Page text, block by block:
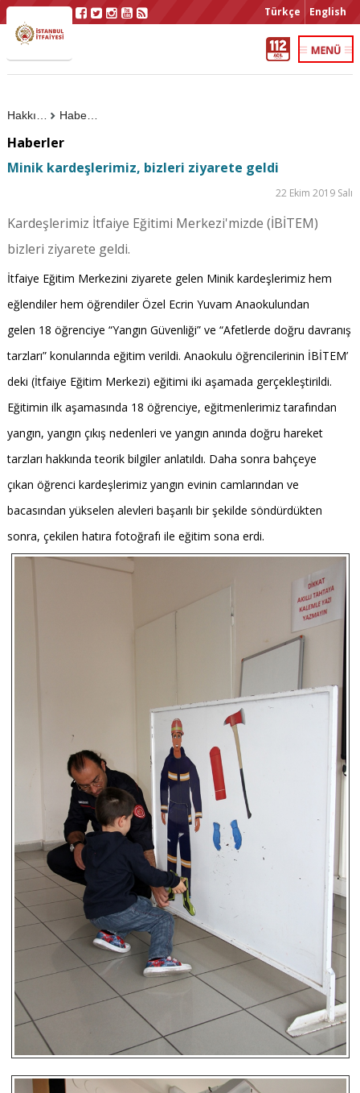
Türkçe English
Haberler
Haberler
Minik kardeşlerimiz, bizleri ziyarete geldi
22 Ekim 2019 Salı
Kardeşlerimiz İtfaiye Eğitimi Merkezi'mizde (İBİTEM)
bizleri ziyarete geldi.
İtfaiye Eğitim Merkezini ziyarete gelen Minik kardeşlerimiz hem
eğlendiler hem öğrendiler Özel Ecrin Yuvam Anaokulundan
gelen 18 öğrenciye “Yangın Güvenliği” ve “Afetlerde doğru davranış
tarzları” konularında eğitim verildi. Anaokulu öğrencilerinin İBİTEM’
deki (İtfaiye Eğitim Merkezi) eğitimi iki aşamada gerçekleştirildi.
Eğitimin ilk aşamasında 18 öğrenciye, eğitmenlerimiz tarafından
yangın, yangın çıkış nedenleri ve yangın anında doğru hareket
tarzları hakkında teorik bilgiler anlatıldı. Daha sonra bahçeye
çıkan öğrenci kardeşlerimiz yangın evinin camlarından ve
bacasından yükselen alevleri başarılı bir şekilde söndürdükten
sonra, çekilen hatıra fotoğrafı ile eğitim sona erdi.